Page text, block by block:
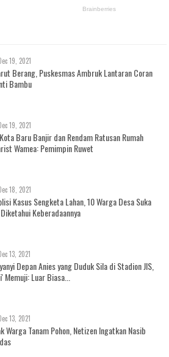
19, 2021
Berang, Puskesmas Ambruk Lantaran Coran
Bambu
19, 2021
Baru Banjir dan Rendam Ratusan Rumah
Wamea: Pemimpin Ruwet
18, 2021
Kasus Sengketa Lahan, 10 Warga Desa Suka
Keberadaannya
13, 2021
Depan Anies yang Duduk Sila di Stadion JIS,
Memuji: Luar Biasa...
13, 2021
Warga Tanam Pohon, Netizen Ingatkan Nasib